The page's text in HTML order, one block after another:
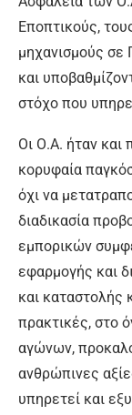
Εποπτικούς,
μηχανισμούς
και
στόχο που
Οι Ο.Α. ήταν και
κορυφαία
όχι να
διαδικασία
εμπορικών
εφαρμογής και
και καταστολής
πρακτικές, στο
αγώνων,
ανθρώπινες
υπηρετεί και